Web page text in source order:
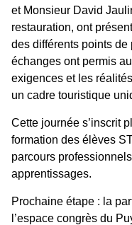
et Monsieur David
restauration, ont
des différents points
échanges ont permis
exigences et les
un cadre touristique
Cette journée s’inscrit
formation des élèves
parcours
apprentissages.
Prochaine étape : la
l’espace congrès du